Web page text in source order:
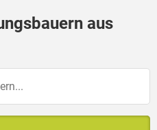
aus